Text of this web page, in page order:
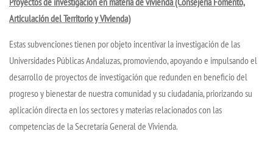
Articulación del Territorio y Vivienda)
Estas subvenciones tienen por objeto incentivar la investigación de las
Universidades Públicas Andaluzas, promoviendo, apoyando e impulsando el
desarrollo de proyectos de investigación que redunden en beneficio del
progreso y bienestar de nuestra comunidad y su ciudadanía, priorizando su
aplicación directa en los sectores y materias relacionados con las
competencias de la Secretaría General de Vivienda.